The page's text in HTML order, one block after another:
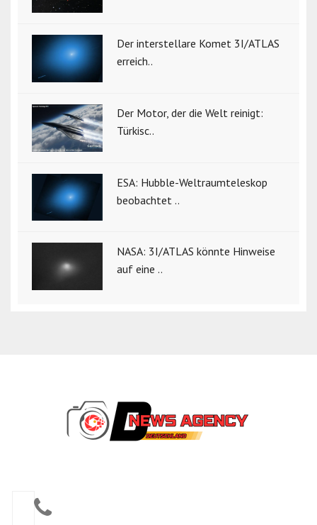
Der interstellare Komet 3I/ATLAS
erreich..
Der Motor, der die Welt reinigt:
Türkisc..
ESA: Hubble-Weltraumteleskop
beobachtet ..
NASA: 3I/ATLAS könnte Hinweise
auf eine ..